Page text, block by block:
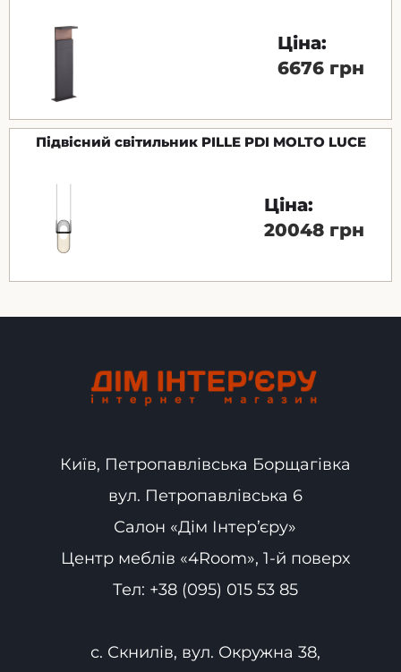
Ціна:
6676 грн
Підвісний світильник PILLE PDI MOLTO LUCE
Ціна:
20048 грн
Київ, Петропавлівська Борщагівка
вул. Петропавлівська 6
Салон «Дім Інтер’єру»
Центр меблів «4Room», 1-й поверх
Тел: +38 (095) 015 53 85
с. Скнилів, вул. Окружна 38,